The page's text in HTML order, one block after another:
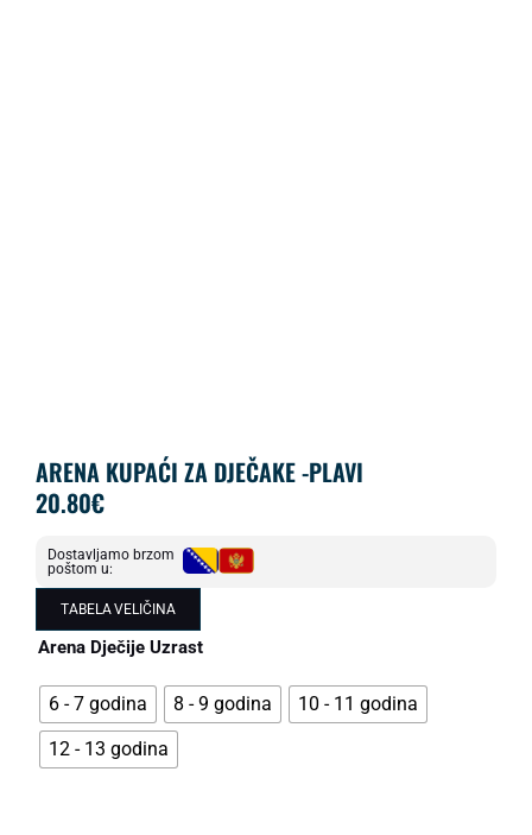
ARENA KUPAĆI ZA DJEČAKE -PLAVI
20.80€
Dostavljamo brzom
poštom u:
TABELA VELIČINA
Arena Dječije Uzrast
6 - 7 godina 8 - 9 godina
10 - 11 godina
12 - 13 godina